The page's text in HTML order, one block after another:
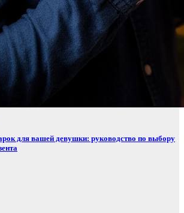
для вашей девушки: руководство по выбору